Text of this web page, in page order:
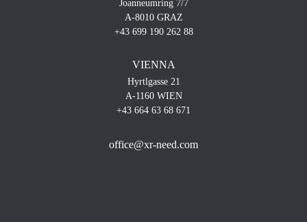
Joanneumring 7/7
A-8010 GRAZ
+43 699 190 262 88
VIENNA
Hyrtlgasse 21
A-1160 WIEN
+43 664 63 68 671
office@xr-need.com